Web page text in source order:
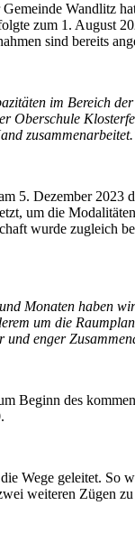
Wandlitz
zum 1. August
sind bereits
im Bereich
Oberschule
5. Dezember
um die
wurde zugleich
und Monaten haben
um die
und enger
Beginn des
Wege geleitet.
weiteren Zügen